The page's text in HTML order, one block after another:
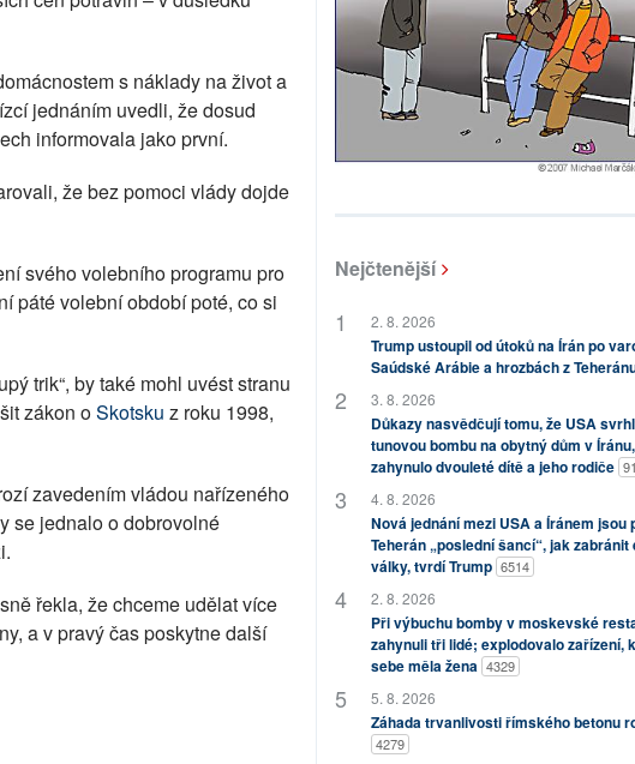
s náklady na život a
jednáním uvedli, že dosud
informovala jako první.
že bez pomoci vlády dojde
svého volebního programu pro
páté volební období poté, co si
trik“, by také mohl uvést stranu
zákon oSkotsku z roku 1998,
zavedením vládou nařízeného
se jednalo o dobrovolné
řekla, že chceme udělat více
a v pravý čas poskytne další
Nejčtenější
2. 8. 2026
Trump ustoupil od útoků na Írán po
Saúdské Arábie a hrozbách z
3. 8. 2026
Důkazy nasvědčují tomu, že USA
tunovou bombu na obytný dům v
zahynulo dvouleté dítě a jeho rodiče
4. 8. 2026
Nová jednání mezi USA a Íránem jsou
Teherán „poslední šancí“, jak
války, tvrdí Trump 6514
2. 8. 2026
Při výbuchu bomby v moskevské
zahynuli tři lidé; explodovalo zařízení,
sebe měla žena 4329
5. 8. 2026
Záhada trvanlivosti římského betonu
4279